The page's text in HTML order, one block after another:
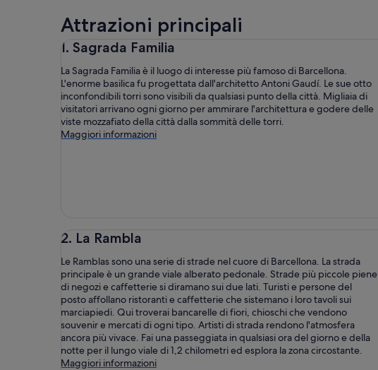
Attrazioni principali
1. Sagrada Familia
La Sagrada Familia è il luogo di interesse più famoso di Barcellona.
L'enorme basilica fu progettata dall'architetto Antoni Gaudí. Le sue otto
inconfondibili torri sono visibili da qualsiasi punto della città. Migliaia di
visitatori arrivano ogni giorno per ammirare l'architettura e godere delle
viste mozzafiato della città dalla sommità delle torri.
Maggiori informazioni
2. La Rambla
Le Ramblas sono una serie di strade nel cuore di Barcellona. La strada
principale è un grande viale alberato pedonale. Strade più piccole piene
di negozi e caffetterie si diramano sui due lati. Turisti e persone del
posto affollano ristoranti e caffetterie che sistemano i loro tavoli sui
marciapiedi. Qui troverai bancarelle di fiori, chioschi che vendono
souvenir e mercati di ogni tipo. Artisti di strada rendono l'atmosfera
ancora più vivace. Fai una passeggiata in qualsiasi ora del giorno e della
notte per il lungo viale di 1,2 chilometri ed esplora la zona circostante.
Maggiori informazioni